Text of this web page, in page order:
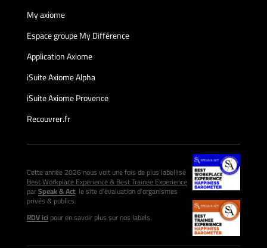
My axiome
Espace groupe My Différence
Application Axiome
iSuite Axiome Alpha
iSuite Axiome Provence
Recouvrer.fr
Cette année 2026 nous voit une fois de plus labellisé
Best Workplace Experience & Best Trainee Experience
parSpeak & Act, le site d’évaluation d’organismes
privés & publics.
RDV icipour en savoir plus sur nos labels.